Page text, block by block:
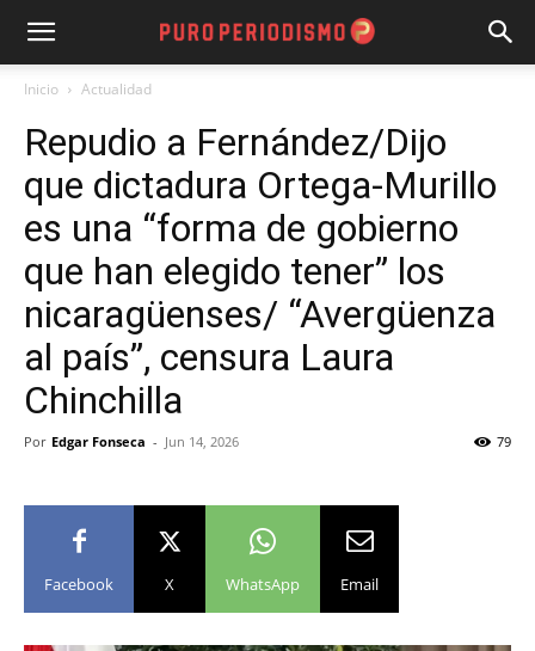
Inicio Actualidad
Repudio a Fernández/Dijo
que dictadura Ortega-Murillo
es una “forma de gobierno
que han elegido tener” los
nicaragüenses/ “Avergüenza
al país”, censura Laura
Chinchilla
Por Edgar Fonseca - Jun 14, 2026 79
Facebook X WhatsApp Email